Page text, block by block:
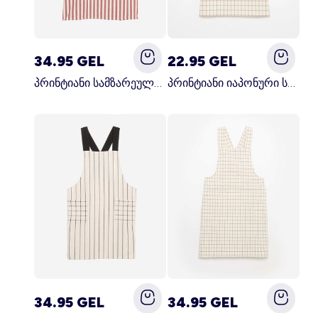
34.95 GEL
პრინტიანი სამზარეულოს წინსაფარი წითელი
22.95 GEL
პრინტიანი იაპონური სამზარეულოს წინსაფარი ლურჯი
34.95 GEL 34.95 GEL